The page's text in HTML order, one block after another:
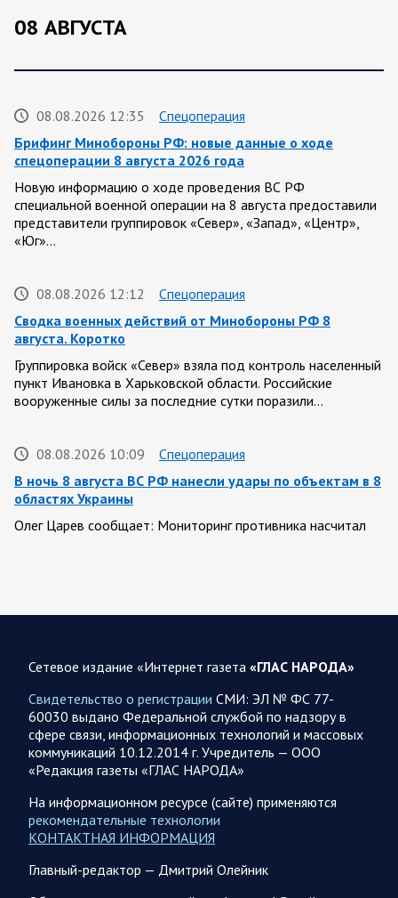
08 АВГУСТА
08.08.2026 12:35
Спецоперация
Брифинг Минобороны РФ: новые данные о ходе
спецоперации 8 августа 2026 года
Новую информацию о ходе проведения ВС РФ
специальной военной операции на 8 августа предоставили
представители группировок «Север», «Запад», «Центр»,
«Юг»…
08.08.2026 12:12
Спецоперация
Сводка военных действий от Минобороны РФ 8
августа. Коротко
Группировка войск «Север» взяла под контроль населенный
пункт Ивановка в Харьковской области. Российские
вооруженные силы за последние сутки поразили…
08.08.2026 10:09
Спецоперация
В ночь 8 августа ВС РФ нанесли удары по объектам в 8
областях Украины
Олег Царев сообщает: Мониторинг противника насчитал
08.08.2026 10:05
Спецоперация
397 украинских БПЛА сбито ПВО ночью над 15 субъектами
Белгородской, Брянской, Воронежской, Курской, Липецкой,
Орловской,…
08.08.2026 09:45
Саратовская область
После реализации инвестиционного проекта
Аткарской птицефабрики предприятию необходимо
помочь с реализацией продукции в сетевых магазинах
Соответствующую задачу обозначил губернатор Роман
Бусаргин перед министерством сельского хозяйства
Сетевое издание «Интернет газета «ГЛАС НАРОДА»
Свидетельство о регистрации СМИ: ЭЛ № ФС 77-
60030 выдано Федеральной службой по надзору в
сфере связи, информационных технологий и массовых
коммуникаций 10.12.2014 г. Учредитель — ООО
«Редакция газеты «ГЛАС НАРОДА»
На информационном ресурсе (сайте) применяются
рекомендательные технологии
КОНТАКТНАЯ ИНФОРМАЦИЯ
Главный-редактор — Дмитрий Олейник